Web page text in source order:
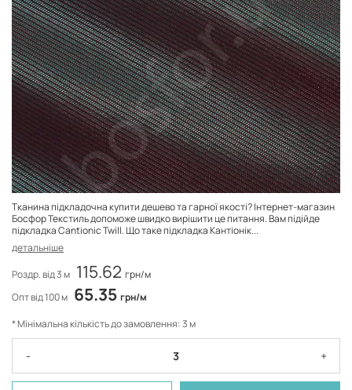
Тканина підкладочна купити дешево та гарної якості? Інтернет-магазин
Босфор Текстиль допоможе швидко вирішити це питання. Вам підійде
підкладка Cantionic Twill. Що таке підкладка Кантіонік...
детальніше
Роздр. від 3 м 115.62 грн/м
Опт від 100 м 65.35 грн/м
* Мінімальна кількість до замовлення: 3 м
- +